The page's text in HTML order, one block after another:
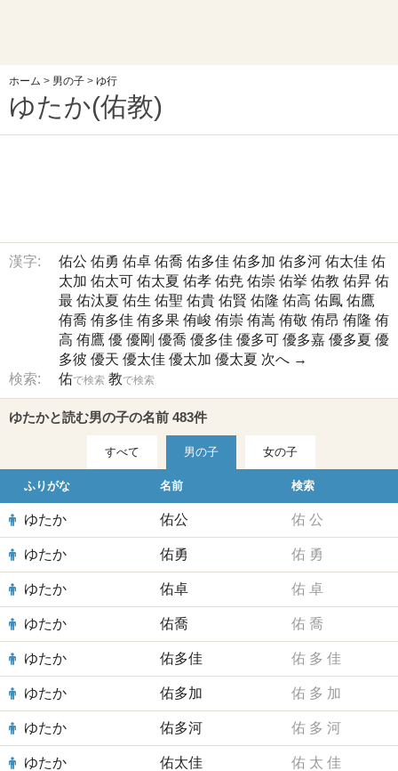
ホーム > 男の子 > ゆ行
ゆたか(佑教)
漢字: 佑公 佑勇 佑卓 佑喬 佑多佳 佑多加 佑多河 佑太佳 佑
太加 佑太可 佑太夏 佑孝 佑尭 佑崇 佑挙 佑教 佑昇 佑
最 佑汰夏 佑生 佑聖 佑貴 佑賢 佑隆 佑高 佑鳳 佑鷹
侑喬 侑多佳 侑多果 侑峻 侑崇 侑嵩 侑敬 侑昂 侑隆 侑
高 侑鷹 優 優剛 優喬 優多佳 優多可 優多嘉 優多夏 優
多彼 優天 優太佳 優太加 優太夏 次へ →
検索:
佑で検索 教で検索
ゆたかと読む男の子の名前 483件
すべて 男の子 女の子
ふりがな 名前 検索
ゆたか 佑公 佑 公
ゆたか 佑勇 佑 勇
ゆたか 佑卓 佑 卓
ゆたか 佑喬 佑 喬
ゆたか 佑多佳 佑 多 佳
ゆたか 佑多加 佑 多 加
ゆたか 佑多河 佑 多 河
ゆたか 佑太佳 佑 太 佳